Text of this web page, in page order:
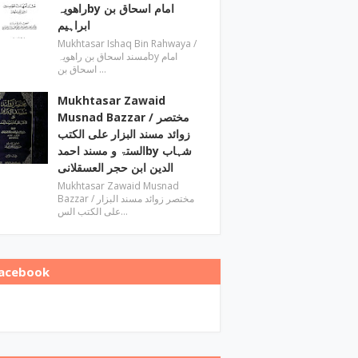
راھویہby ‎امام اسحاق بن
ابراہیم
Mukhtasar Ishaq Bin Rahwaya ‎/
مسند اسحاق بن راھویہby ‎امام
اسحاق بن …
Mukhtasar Zawaid
Musnad Bazzar ‎/ مختصر
زوائد مسند البزار علی الکتب
الستۃ و مسند احمدby ‎شہاب
الدین ابن حجر العسقلانی
Mukhtasar Zawaid Musnad
Bazzar ‎/ مختصر زوائد مسند البزار
علی الکتب الس…